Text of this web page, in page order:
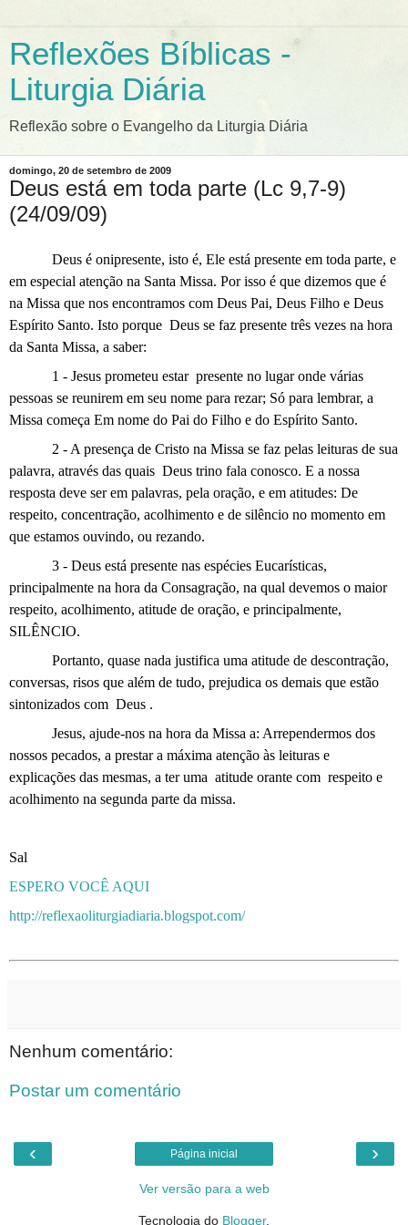
Reflexões Bíblicas -
Liturgia Diária
Reflexão sobre o Evangelho da Liturgia Diária
domingo, 20 de setembro de 2009
Deus está em toda parte (Lc 9,7-9)
(24/09/09)
Deus é onipresente, isto é, Ele está presente em toda parte, e
em especial atenção na Santa Missa. Por isso é que dizemos que é
na Missa que nos encontramos com Deus Pai, Deus Filho e Deus
Espírito Santo. Isto porque Deus se faz presente três vezes na hora
da Santa Missa, a saber:
1 - Jesus prometeu estar presente no lugar onde várias
pessoas se reunirem em seu nome para rezar; Só para lembrar, a
Missa começa Em nome do Pai do Filho e do Espírito Santo.
2 - A presença de Cristo na Missa se faz pelas leituras de sua
palavra, através das quais Deus trino fala conosco. E a nossa
resposta deve ser em palavras, pela oração, e em atitudes: De
respeito, concentração, acolhimento e de silêncio no momento em
que estamos ouvindo, ou rezando.
3 - Deus está presente nas espécies Eucarísticas,
principalmente na hora da Consagração, na qual devemos o maior
respeito, acolhimento, atitude de oração, e principalmente,
SILÊNCIO.
Portanto, quase nada justifica uma atitude de descontração,
conversas, risos que além de tudo, prejudica os demais que estão
sintonizados com Deus .
Jesus, ajude-nos na hora da Missa a: Arrependermos dos
nossos pecados, a prestar a máxima atenção às leituras e
explicações das mesmas, a ter uma atitude orante com respeito e
acolhimento na segunda parte da missa.
Sal
ESPERO VOCÊ AQUI
http://reflexaoliturgiadiaria.blogspot.com/
Nenhum comentário:
Postar um comentário
‹ ›
Página inicial
Ver versão para a web
Tecnologia do Blogger.